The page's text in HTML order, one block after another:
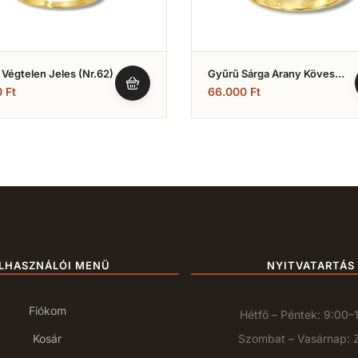
Jeles (Nr.62)
Ft
Gyűrű Sárga Arany Köves
(Nr.28)
66.000 Ft
MENÜ
Fiókom
Kosár
NYITVATARTÁS
Hétfő – Péntek:
Szombat – Vasárnap: